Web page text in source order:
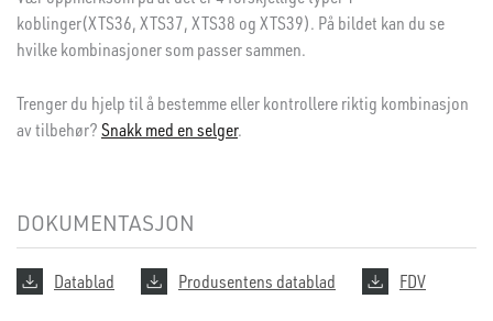
koblinger(XTS36, XTS37, XTS38 og XTS39). På bildet kan du se
hvilke kombinasjoner som passer sammen.
Trenger du hjelp til å bestemme eller kontrollere riktig kombinasjon
av tilbehør? Snakk med en selger.
DOKUMENTASJON
Datablad Produsentens datablad FDV